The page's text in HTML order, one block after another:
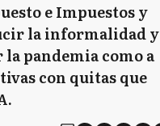
e Impuestos y
la informalidad y
pandemia como a
con quitas que